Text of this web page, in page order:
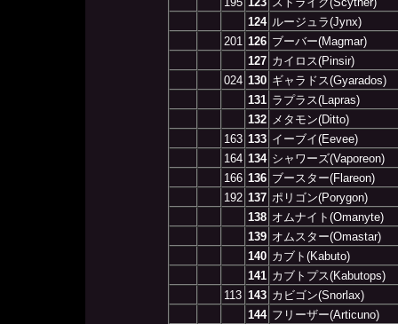
124 ルージュラ(Jynx)
201 126 ブーバー(Magmar)
127 カイロス(Pinsir)
024 130 ギャラドス(Gyarados)
131 ラプラス(Lapras)
132
メタモン(Ditto)
163 133 イーブイ(Eevee)
164 134 シャワーズ(Vaporeon)
166 136 ブースター(Flareon)
192 137 ポリゴン(Porygon)
138 オムナイト(Omanyte)
139 オムスター(Omastar)
140 カブト(Kabuto)
141 カブトプス(Kabutops)
113 143 カビゴン(Snorlax)
144 フリーザー(Articuno)